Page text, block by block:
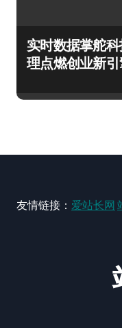
实时数据掌舵
理点燃创业新
友情链接： 爱站长网